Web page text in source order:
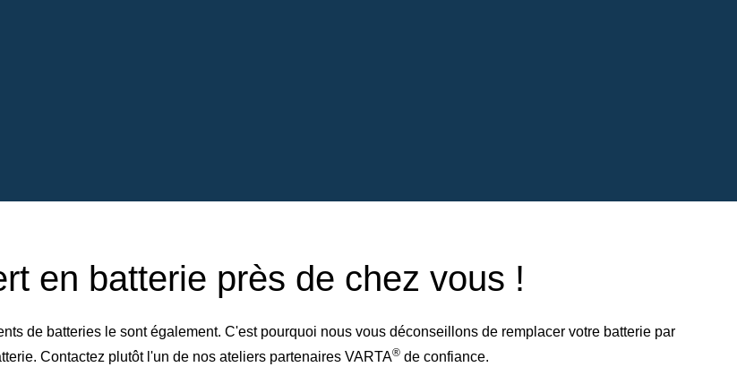
en batterie près de chez vous !
de batteries le sont également. C'est pourquoi nous vous déconseillons de remplacer votre batterie par
Contactez plutôt l'un de nos ateliers partenaires VARTA® de confiance.